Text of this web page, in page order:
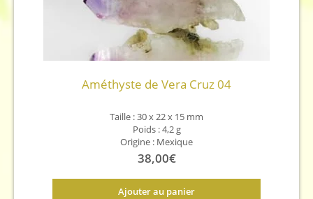
Améthyste de Vera Cruz 04
Taille : 30 x 22 x 15 mm
Poids : 4,2 g
Origine : Mexique
38,00€
Ajouter au panier